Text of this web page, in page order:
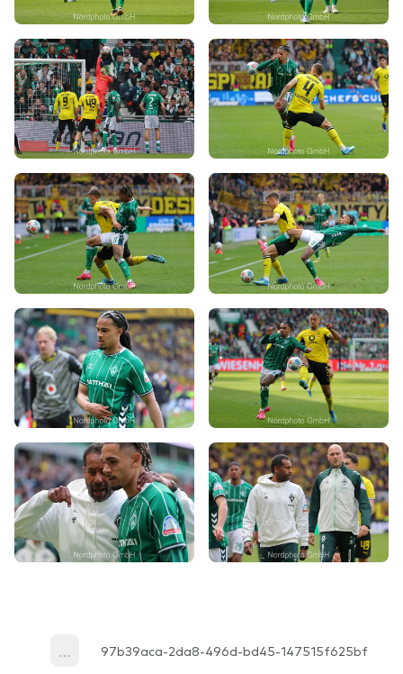
97b39aca-2da8-496d-bd45-147515f625bf